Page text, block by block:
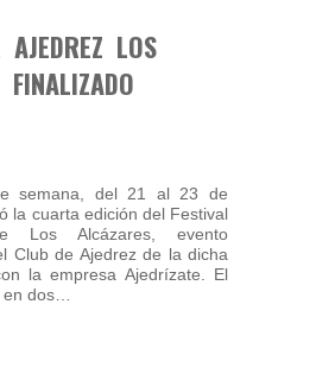
LOS
semana, del 21 al 23 de
la cuarta edición del Festival
Los Alcázares, evento
Club de Ajedrez de la dicha
la empresa Ajedrízate. El
dos…